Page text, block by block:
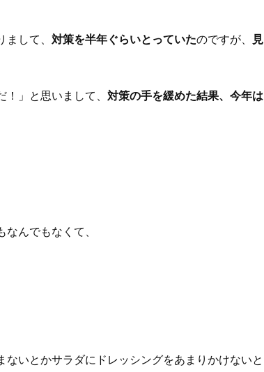
して、 対策を半年ぐらいとっていたのですが、
見
」と思いまして、 対策の手を緩めた結果、今年は
んでもなくて、
いとかサラダにドレッシングをあまりかけないと